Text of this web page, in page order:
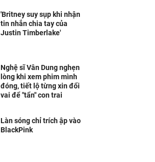
'Britney suy sụp khi nhận
tin nhắn chia tay của
Justin Timberlake'
Nghệ sĩ Vân Dung nghẹn
lòng khi xem phim mình
đóng, tiết lộ từng xin đổi
vai để "tẩn" con trai
Làn sóng chỉ trích ập vào
BlackPink